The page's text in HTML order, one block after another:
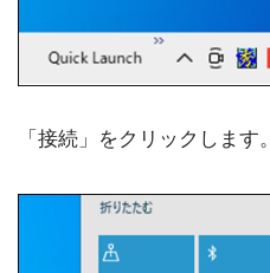
「接続」をクリックします。